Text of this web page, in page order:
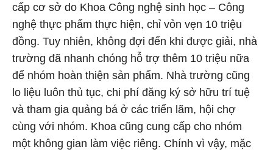
cấp cơ sở do Khoa Công nghệ sinh học – Công
nghệ thực phẩm thực hiện, chỉ vỏn vẹn 10 triệu
đồng. Tuy nhiên, không đợi đến khi được giải, nhà
trường đã nhanh chóng hỗ trợ thêm 10 triệu nữa
để nhóm hoàn thiện sản phẩm. Nhà trường cũng
lo liệu luôn thủ tục, chi phí đăng ký sở hữu trí tuệ
và tham gia quảng bá ở các triển lãm, hội chợ
cùng với nhóm. Khoa cũng cung cấp cho nhóm
một không gian làm việc riêng. Chính vì vậy, mặc